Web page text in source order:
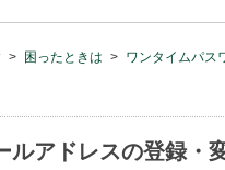
> 困ったときは > ワンタイムパス
ルアドレスの登録・